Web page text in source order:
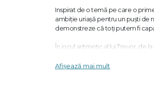
Inspirat de o temă pe care o
ambiție uriașă pentru un puști de
demonstreze că toți putem fi
În jocul aritmetic al lui Trevor, de
Afișează mai mult